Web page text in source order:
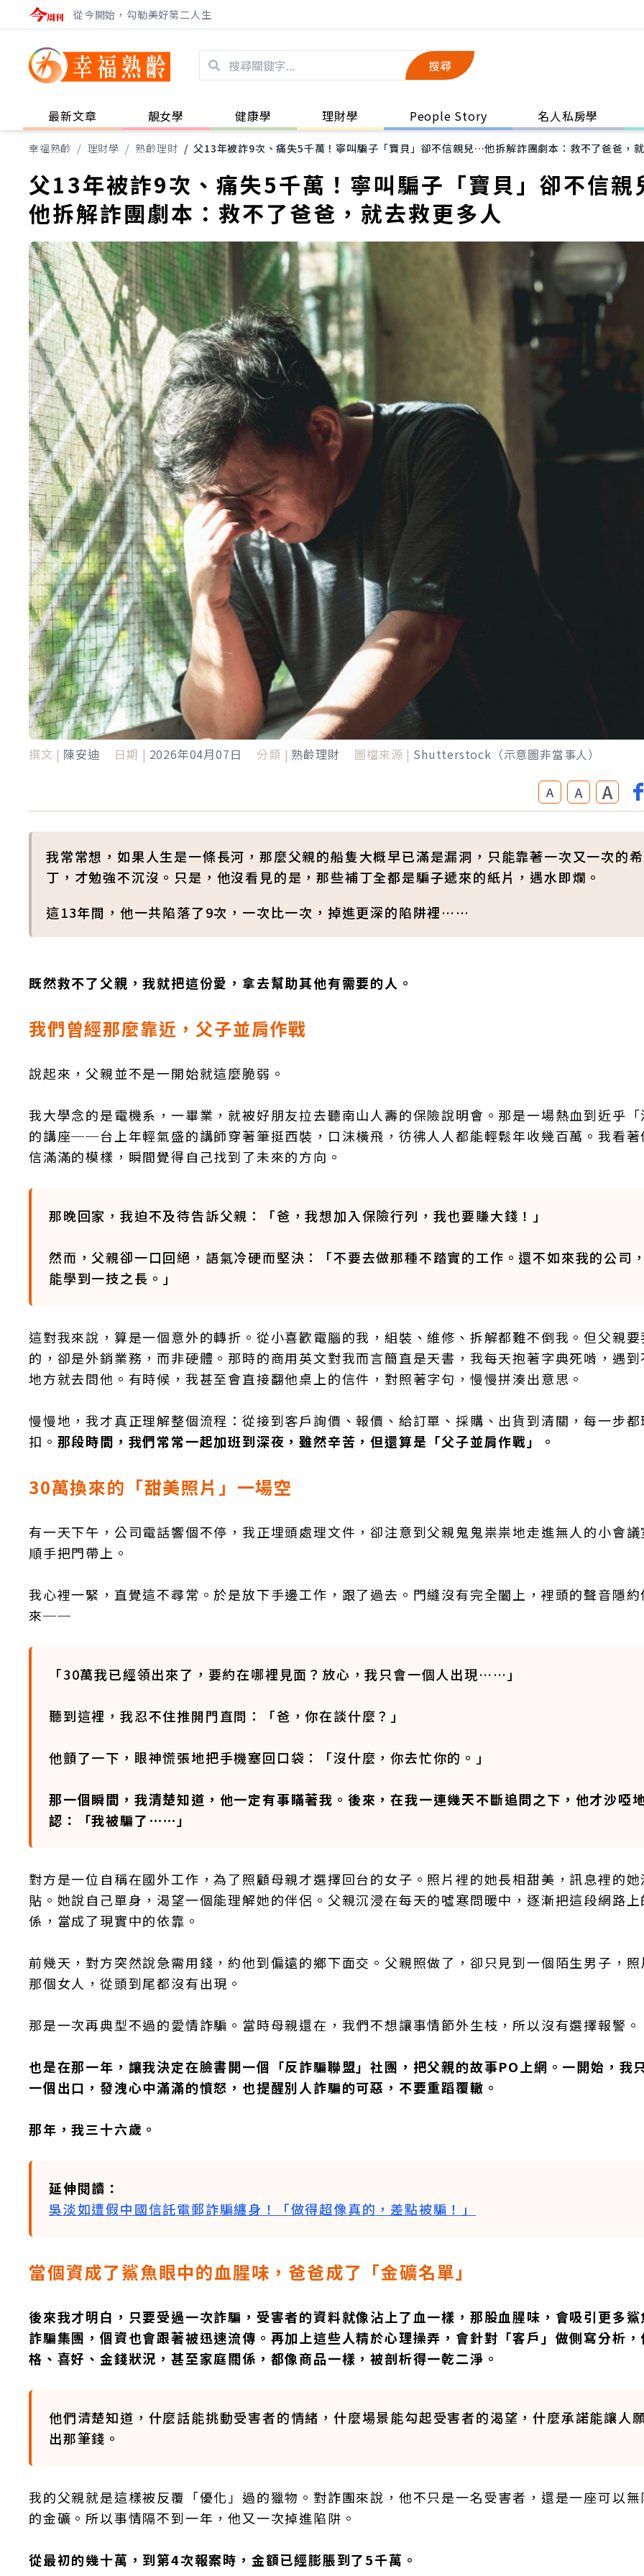
從今開始，勾勒美好第二人生
搜尋
最新文章 靚女學 健康學 理財學 People Story 名人私房學
幸福熟齡 / 理財學 / 熟齡理財 / 父13年被詐9次、痛失5千萬！寧叫騙子「寶貝」卻不信親兒…他拆解詐團劇本：救不了爸爸，
父13年被詐9次、痛失5千萬！寧叫騙子「寶貝」卻不信
他拆解詐團劇本：救不了爸爸，就去救更多人
撰文 | 陳安迪 日期 | 2026年04月07日 分類 | 熟齡理財 圖檔來源 | Shutterstock（示意圖非當事人）
A A A
我常常想，如果人生是一條長河，那麼父親的船隻大概早已滿是漏洞，只能靠著一次又一次的
丁，才勉強不沉沒。只是，他沒看見的是，那些補丁全都是騙子遞來的紙片，遇水即爛。
這13年間，他一共陷落了9次，一次比一次，掉進更深的陷阱裡……
既然救不了父親，我就把這份愛，拿去幫助其他有需要的人。
我們曾經那麼靠近，父子並肩作戰
說起來，父親並不是一開始就這麼脆弱。
我大學念的是電機系，一畢業，就被好朋友拉去聽南山人壽的保險說明會。那是一場熱血到近乎「
的講座──台上年輕氣盛的講師穿著筆挺西裝，口沫橫飛，彷彿人人都能輕鬆年收幾百萬。我看著
信滿滿的模樣，瞬間覺得自己找到了未來的方向。
那晚回家，我迫不及待告訴父親：「爸，我想加入保險行列，我也要賺大錢！」
然而，父親卻一口回絕，語氣冷硬而堅決：「不要去做那種不踏實的工作。還不如來我的公司
能學到一技之長。」
這對我來說，算是一個意外的轉折。從小喜歡電腦的我，組裝、維修、拆解都難不倒我。但父親要
的，卻是外銷業務，而非硬體。那時的商用英文對我而言簡直是天書，我每天抱著字典死啃，遇到
地方就去問他。有時候，我甚至會直接翻他桌上的信件，對照著字句，慢慢拼湊出意思。
慢慢地，我才真正理解整個流程：從接到客戶詢價、報價、給訂單、採購、出貨到清關，每一步都
扣。 那段時間，我們常常一起加班到深夜，雖然辛苦，但還算是「父子並肩作戰」。
30萬換來的「甜美照片」一場空
有一天下午，公司電話響個不停，我正埋頭處理文件，卻注意到父親鬼鬼祟祟地走進無人的小會議
順手把門帶上。
我心裡一緊，直覺這不尋常。於是放下手邊工作，跟了過去。門縫沒有完全闔上，裡頭的聲音隱約
來──
「30萬我已經領出來了，要約在哪裡見面？放心，我只會一個人出現……」
聽到這裡，我忍不住推開門直問：「爸，你在談什麼？」
他顫了一下，眼神慌張地把手機塞回口袋：「沒什麼，你去忙你的。」
那一個瞬間，我清楚知道，他一定有事瞞著我。後來，在我一連幾天不斷追問之下，他才沙啞
認：「我被騙了⋯⋯」
對方是一位自稱在國外工作，為了照顧母親才選擇回台的女子。照片裡的她長相甜美，訊息裡的她
貼。她說自己單身，渴望一個能理解她的伴侶。父親沉浸在每天的噓寒問暖中，逐漸把這段網路上
係，當成了現實中的依靠。
前幾天，對方突然說急需用錢，約他到偏遠的鄉下面交。父親照做了，卻只見到一個陌生男子，照
那個女人，從頭到尾都沒有出現。
那是一次再典型不過的愛情詐騙。當時母親還在，我們不想讓事情節外生枝，所以沒有選擇報警。
也是在那一年，讓我決定在臉書開一個「反詐騙聯盟」社團，把父親的故事PO上網。一開始，我
一個出口，發洩心中滿滿的憤怒，也提醒別人詐騙的可惡，不要重蹈覆轍。
那年，我三十六歲。
延伸閱讀：
吳淡如遭假中國信託電郵詐騙纏身！「做得超像真的，差點被騙！」
當個資成了鯊魚眼中的血腥味，爸爸成了「金礦名單」
後來我才明白，只要受過一次詐騙，受害者的資料就像沾上了血一樣，那股血腥味，會吸引更多鯊
詐騙集團，個資也會跟著被迅速流傳。再加上這些人精於心理操弄，會針對「客戶」做側寫分析，
格、喜好、金錢狀況，甚至家庭關係，都像商品一樣，被剖析得一乾二淨。
他們清楚知道，什麼話能挑動受害者的情緒，什麼場景能勾起受害者的渴望，什麼承諾能讓人
出那筆錢。
我的父親就是這樣被反覆「優化」過的獵物。對詐團來說，他不只是一名受害者，還是一座可以無
的金礦。所以事情隔不到一年，他又一次掉進陷阱。
從最初的幾十萬，到第4次報案時，金額已經膨脹到了5千萬。